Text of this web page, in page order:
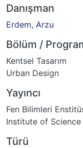
Danışman
Erdem, Arzu
Bölüm /
Kentsel Tasarım
Urban Design
Yayıncı
Fen Bilimleri
Institute of
Türü